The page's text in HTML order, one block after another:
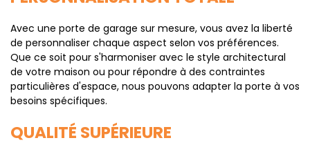
Avec une porte de garage sur mesure, vous avez la liberté
de personnaliser chaque aspect selon vos préférences.
Que ce soit pour s'harmoniser avec le style architectural
de votre maison ou pour répondre à des contraintes
particulières d'espace, nous pouvons adapter la porte à vos
besoins spécifiques.
QUALITÉ SUPÉRIEURE